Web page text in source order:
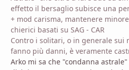
effetto il bersaglio subisce una
+ mod carisma, mantenere
chierici basati su SAG - CAR
Contro i solitari, o in generale sui
fanno più danni, è veramente
Arko mi sa che "condanna